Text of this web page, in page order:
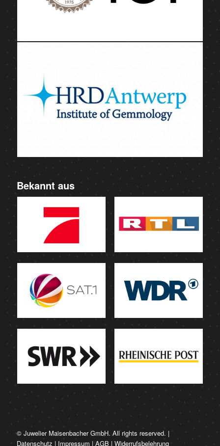
Bekannt aus
© Juwelier Maisenbacher GmbH. All rights reserved. |
Datenschutz | Impressum | AGB | Widerrufsbelehrung